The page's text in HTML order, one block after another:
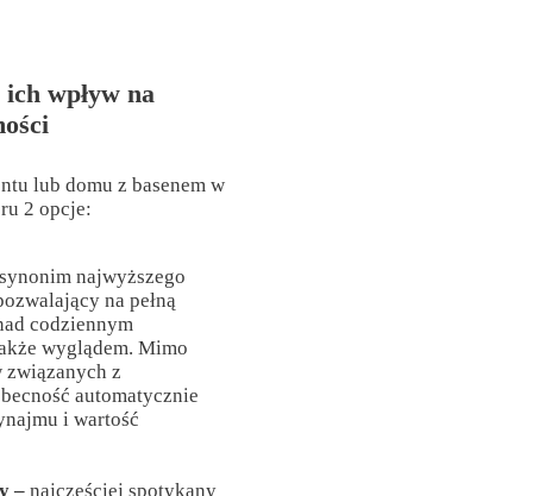
wpływ na
lub domu z basenem w
2 opcje:
synonim najwyższego
na pełną
codziennym
wyglądem. Mimo
z
automatycznie
i wartość
– najczęściej spotykany